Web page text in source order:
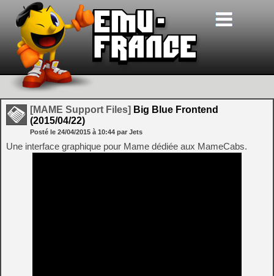
[MAME Support Files] Big Blue Frontend
(2015/04/22)
Posté le 24/04/2015 à 10:44 par Jets
Une interface graphique pour Mame dédiée aux MameCabs.